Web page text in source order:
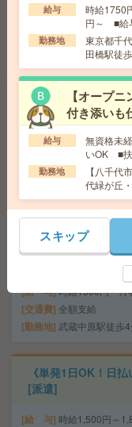
時給1650円
交通費 全額支給
新川崎駅徒歩6
15時迄など時短相
ェック、データ入
給 与 時給1700円 月
交通費 全額支給
大和駅徒歩16
に駐車場あり（無料））
【扶養内】9時～12
ータ確認などコツ
給 与 時給1500円 月
交通費 全額支給
勤務地 武蔵中原駅徒歩
《単発1日OK！日
[派遣]
給 与 時給1,500円～
給与
時給1750
円～ ■給
サービス
勤務地
東京都千
田橋駅徒
【オープ
付き添いも
給与
無資格未
いOK ■
上
勤務地
【八千代
代緑が丘
ど勤務地
スキップ